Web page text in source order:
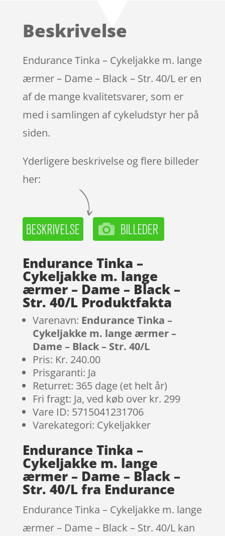
på
ømmels
er
Beskrivelse
Endurance Tinka – Cykeljakke m. lange
ærmer – Dame – Black – Str. 40/L er en
af de mange kvalitetsvarer, som er
med i samlingen af cykeludstyr her på
siden.
Yderligere beskrivelse og flere billeder
her:
Endurance Tinka –
Cykeljakke m. lange
ærmer – Dame – Black –
Str. 40/L Produktfakta
Varenavn: Endurance Tinka –
Cykeljakke m. lange ærmer –
Dame – Black – Str. 40/L
Pris: Kr. 240.00
Prisgaranti: Ja
Returret: 365 dage (et helt år)
Fri fragt: Ja, ved køb over kr. 299
Vare ID: 5715041231706
Varekategori: Cykeljakker
Endurance Tinka –
Cykeljakke m. lange
ærmer – Dame – Black –
Str. 40/L fra Endurance
Endurance Tinka – Cykeljakke m. lange
ærmer – Dame – Black – Str. 40/L kan